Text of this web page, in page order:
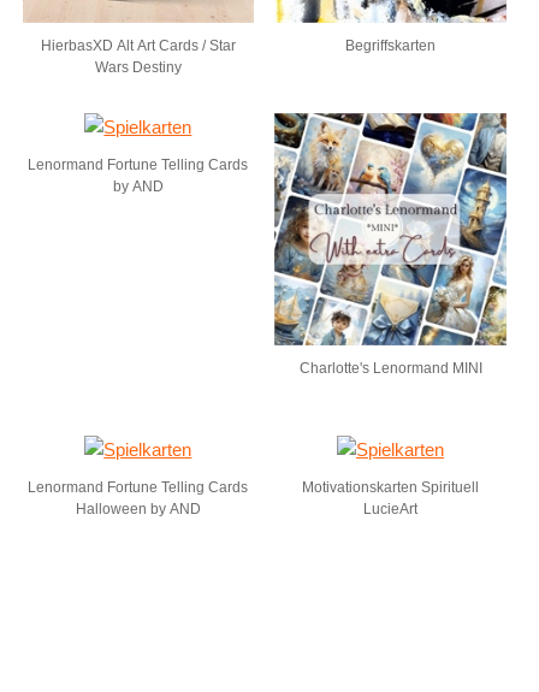
HierbasXD Alt Art Cards / Star
Wars Destiny
Begriffskarten
Lenormand Fortune Telling Cards
by AND
Charlotte's Lenormand MINI
Lenormand Fortune Telling Cards
Halloween by AND
Motivationskarten Spirituell
LucieArt